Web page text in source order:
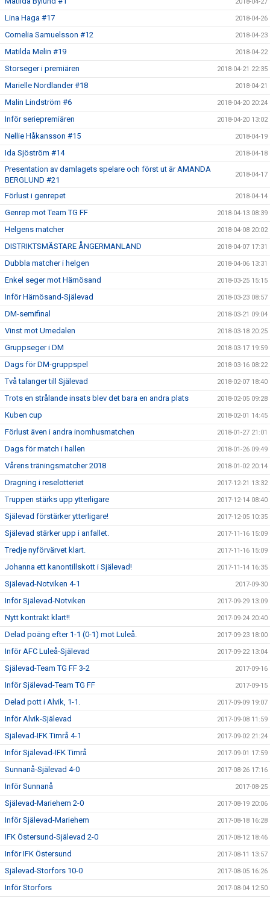
2018-04-27
Lina Haga #17 2018-04-26
Cornelia Samuelsson #12 2018-04-23
Matilda Melin #19 2018-04-22
Storseger i premiären 2018-04-21 22:35
Marielle Nordlander #18 2018-04-21
Malin Lindström #6 2018-04-20 20:24
Inför seriepremiären 2018-04-20 13:02
Nellie Håkansson #15 2018-04-19
Ida Sjöström #14 2018-04-18
Presentation av damlagets spelare och först ut är AMANDA
BERGLUND #21
2018-04-17
Förlust i genrepet 2018-04-14
Genrep mot Team TG FF 2018-04-13 08:39
Helgens matcher 2018-04-08 20:02
DISTRIKTSMÄSTARE ÅNGERMANLAND 2018-04-07 17:31
Dubbla matcher i helgen 2018-04-06 13:31
Enkel seger mot Härnösand 2018-03-25 15:15
Inför Härnösand-Själevad 2018-03-23 08:57
DM-semifinal 2018-03-21 09:04
Vinst mot Umedalen 2018-03-18 20:25
Gruppseger i DM 2018-03-17 19:59
Dags för DM-gruppspel 2018-03-16 08:22
Två talanger till Själevad 2018-02-07 18:40
Trots en strålande insats blev det bara en andra plats 2018-02-05 09:28
Kuben cup 2018-02-01 14:45
Förlust även i andra inomhusmatchen 2018-01-27 21:01
Dags för match i hallen 2018-01-26 09:49
Vårens träningsmatcher 2018 2018-01-02 20:14
Dragning i reselotteriet 2017-12-21 13:32
Truppen stärks upp ytterligare 2017-12-14 08:40
Själevad förstärker ytterligare! 2017-12-05 10:35
Själevad stärker upp i anfallet. 2017-11-16 15:09
Tredje nyförvärvet klart. 2017-11-16 15:09
Johanna ett kanontillskott i Själevad! 2017-11-14 16:35
Själevad-Notviken 4-1 2017-09-30
Inför Själevad-Notviken 2017-09-29 13:09
Nytt kontrakt klart!! 2017-09-24 20:40
Delad poäng efter 1-1 (0-1) mot Luleå. 2017-09-23 18:00
Inför AFC Luleå-Själevad 2017-09-22 13:04
Själevad-Team TG FF 3-2 2017-09-16
Inför Själevad-Team TG FF 2017-09-15
Delad pott i Alvik, 1-1. 2017-09-09 19:07
Inför Alvik-Själevad 2017-09-08 11:59
Själevad-IFK Timrå 4-1 2017-09-02 21:24
Inför Själevad-IFK Timrå 2017-09-01 17:59
Sunnanå-Själevad 4-0 2017-08-26 17:16
Inför Sunnanå 2017-08-25
Själevad-Mariehem 2-0 2017-08-19 20:06
Inför Själevad-Mariehem 2017-08-18 16:28
IFK Östersund-Själevad 2-0 2017-08-12 18:46
Inför IFK Östersund 2017-08-11 13:57
Själevad-Storfors 10-0 2017-08-05 16:26
Inför Storfors 2017-08-04 12:50